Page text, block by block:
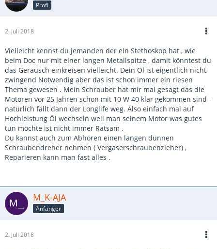
Profi
2. Juli 2018
Vielleicht kennst du jemanden der ein Stethoskop hat , wie
beim Doc nur mit einer langen Metallspitze , damit könntest du
das Geräusch einkreisen vielleicht. Dein Öl ist eigentlich nicht
zwingend Notwendig aber das ist schon immer ein riesen
Thema gewesen . Mein Schrauber hat mir mal gesagt das die
Motoren vor 25 Jahren schon mit 10 W 40 klar gekommen sind -
natürlich fällt dann der Longlife weg. Also einfach mal auf
Hochleistung Öl wechseln weil man seinem Motor was gutes
tun möchte ist nicht immer Ratsam .
Du kannst auch zum Abhören einen langen dünnen
Schraubendreher nehmen ( Vergaserschraubenzieher) ,
Reparieren kann man fast alles .
M_K-AJA
Anfänger
2. Juli 2018